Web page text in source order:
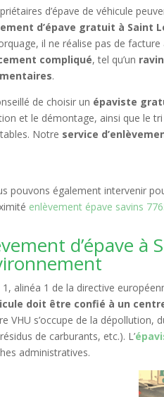
d’épave de véhicule
d’épave gratuit à Saint
il ne réalise pas de
compliqué, tel qu’un ravin
.
de choisir un épaviste
et le démontage, ainsi que le
Notre service
pouvons également intervenir
enlèvement épave savins
d’épave
1, alinéa 1 de la directive
doit être confié à un
VHU s’occupe de la
de carburants, etc.). L’
administratives.